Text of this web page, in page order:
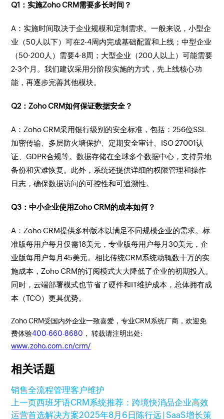
Q1：实施Zoho CRM需要多长时间？
A：实施时间取决于企业规模和定制需求。一般来说，小型企
业（50人以下）可在2-4周内完成基础配置和上线；中型企业
（50-200人）需要4-8周；大型企业（200人以上）可能需要
2-3个月。我们建议采用分阶段实施的方式，先上线核心功
能，再逐步完善其他模块。
Q2：Zoho CRM如何保证数据安全？
A：Zoho CRM采用银行级别的安全标准，包括：256位SSL
加密传输、多层防火墙保护、定期安全审计、ISO 27001认
证、GDPR合规等。数据存储在全球多个数据中心，支持异地
备份和灾难恢复。此外，系统还提供详细的权限管理和操作
日志，确保数据访问的可控性和可追溯性。
Q3：中小企业使用Zoho CRM的成本如何？
A：Zoho CRM提供多种版本以满足不同规模企业的需求。标
准版每用户每月仅需18美元，专业版每用户每月30美元，企
业版每用户每月45美元。相比传统CRM系统动辄数十万的实
施成本，Zoho CRM的订阅模式大大降低了企业的初期投入。
同时，云端部署模式也节省了硬件和IT维护成本，总体拥有成
本（TCO）更具优势。
Zoho CRM受国内外企业一致喜爱，专业CRM系统厂商，欢迎免
费体验400-660-8680 ， 转载请注明出处:
www.zoho.com.cn/crm/
相关话题
销售全流程管理客户维护
上一页西班牙语CRM系统推荐：跨境快消品企业高效
运营首选解决方案2025年8月6日 陈行远 | SaaS增长策